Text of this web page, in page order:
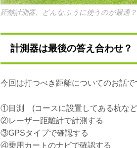
距離計測器、どんなふうに使うのが最適？
計測器は最後の答え合わせ
今回は打つべき距離についてのお話
①目測 (コースに設置してある杭な
②レーザー距離計で計測する
③GPSタイプで確認する
④乗用カートのナビで確認する